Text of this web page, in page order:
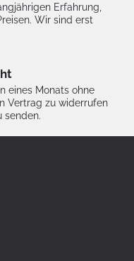
Erfahrung,
Wir sind erst
eines Monats ohne
Vertrag zu widerrufen
senden.